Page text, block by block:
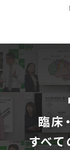
臨床
すべ